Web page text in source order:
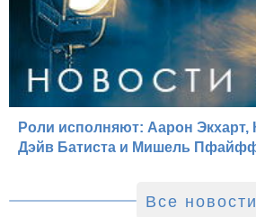
Роли исполняют: Аарон Экхарт,
Дэйв Батиста и Мишель
Все новости